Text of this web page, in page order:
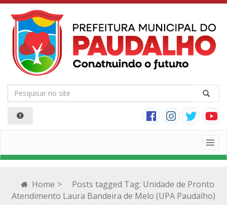
Home > Posts tagged Tag: Unidade de Pronto
Atendimento Laura Bandeira de Melo (UPA Paudalho)